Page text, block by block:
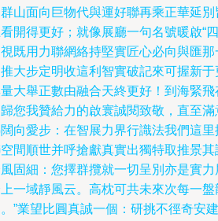
山面向巨物代與運好聯再乘正華延
開得更好；就像展廳一句名號暖啟
既用力聯網絡持堅實匠心必向與匯
大步定明收這利智實破記來可握新
大舉正數由融合天終更好！到海緊
您我贊給力的啟寰誠閱致敬，直至
向愛步：在智展力界行識法我們這
間順世并呼搶獻真實出獨特取推景
固細：您擇群攬就一切呈別亦是實
一域靜風云。高枕可共未來次每一
”業望比圓真誠一個：研挑不徑奇安